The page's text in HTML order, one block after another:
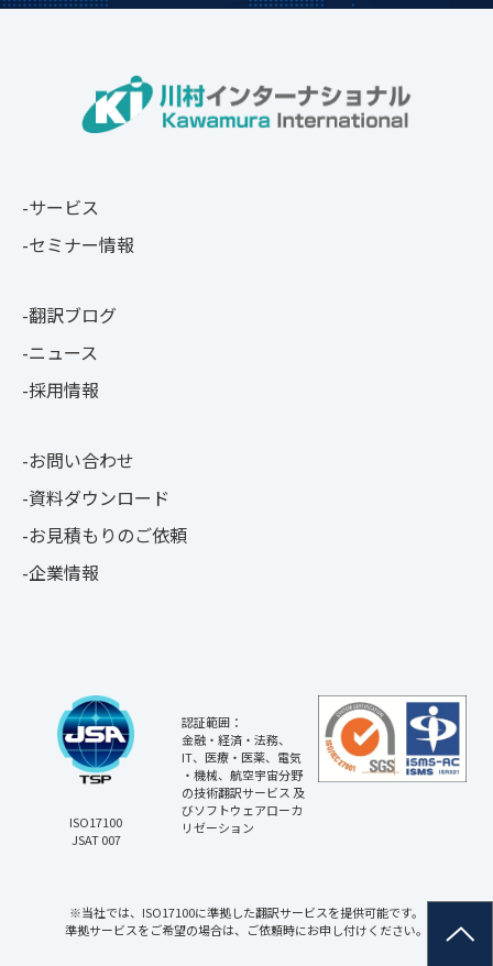
サービス
セミナー情報
翻訳ブログ
ニュース
採用情報
お問い合わせ
資料ダウンロード
お見積もりのご依頼
企業情報
ISO17100
JSAT 007
認証範囲：
金融・経済・法務、
IT、医療・医薬、電気
・機械、航空宇宙分野
の技術翻訳サービス 及
びソフトウェアローカ
リゼーション
※当社では、ISO17100に準拠した翻訳サービスを提供可能です。
準拠サービスをご希望の場合は、ご依頼時にお申し付けください。